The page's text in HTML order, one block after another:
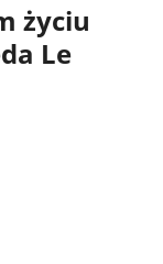
życiu
Le